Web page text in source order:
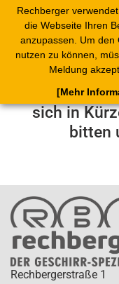
Rechberger
die Webseite Ihren
anzupassen. Um den
nutzen zu können,
Meldung
[Mehr
Leider ist
aufgetreten.
sich in
bitten
Rechbergerstraße 1